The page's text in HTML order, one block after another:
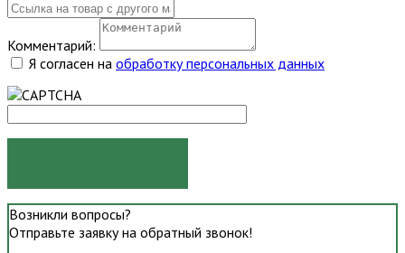
Комментарий:
Я согласен на обработку персональных данных
Возникли вопросы?
Отправьте заявку на обратный звонок!